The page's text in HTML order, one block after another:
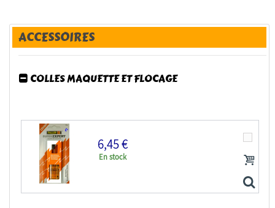
ACCESSOIRES
COLLES MAQUETTE ET FLOCAGE
6,45 €
En stock